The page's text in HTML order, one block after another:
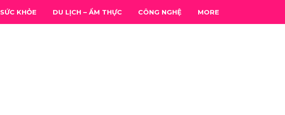
SỨC KHỎE DU LỊCH – ẨM THỰC CÔNG NGHỆ MORE